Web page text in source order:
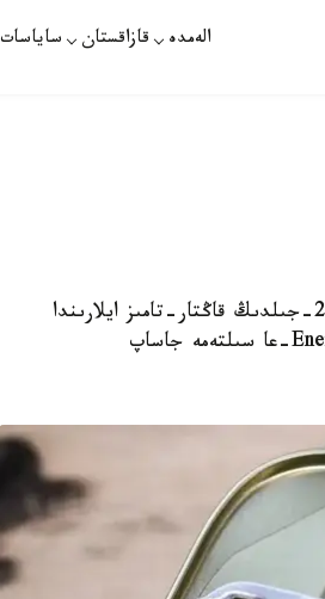
الەمدە قازاقستان ساياسات
قازاقستاندا ەت كونسەرۆىلەرىنىڭ ءوندىرىسى 4 پايىزعا تومەندەپ، 2023-جىلدىڭ قاڭتار-تامىز ايلارىندا
4,6 ميلليون دانا بولدى. Kazinform اگەنتتىگى بۇل تۋرالى Energyprom-عا سىلتەمە جاساپ